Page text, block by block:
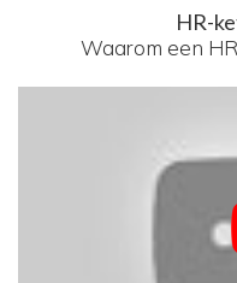
HR-
Waarom een